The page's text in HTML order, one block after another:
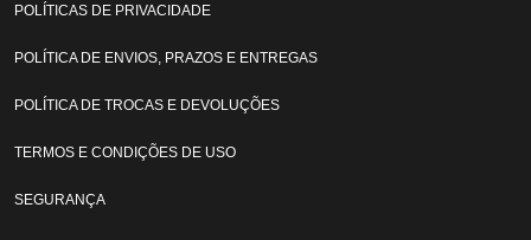
POLÍTICAS DE PRIVACIDADE
POLÍTICA DE ENVIOS, PRAZOS E ENTREGAS
POLÍTICA DE TROCAS E DEVOLUÇÕES
TERMOS E CONDIÇÕES DE USO
SEGURANÇA